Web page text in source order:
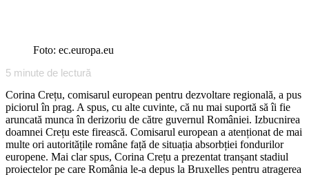
Foto: ec.europa.eu
5 minute de lectură
Corina Crețu, comisarul european pentru dezvoltare regională, a pus
piciorul în prag. A spus, cu alte cuvinte, că nu mai suportă să îi fie
aruncată munca în derizoriu de către guvernul României. Izbucnirea
doamnei Crețu este firească. Comisarul european a atenționat de mai
multe ori autoritățile române față de situația absorbției fondurilor
europene. Mai clar spus, Corina Crețu a prezentat tranșant stadiul
proiectelor pe care România le-a depus la Bruxelles pentru atragerea